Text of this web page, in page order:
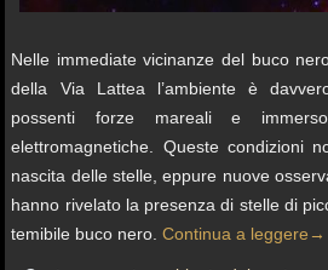
Nelle immediate vicinanze del buco
della Via Lattea l’ambiente è
possenti forze mareali e
elettromagnetiche. Queste condizioni
nascita delle stelle, eppure nuove
hanno rivelato la presenza di stelle di
temibile buco nero.Continua a leggere →